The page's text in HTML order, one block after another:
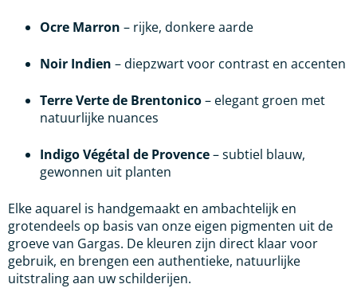
Ocre Marron – rijke, donkere aarde
Noir Indien – diepzwart voor contrast en accenten
Terre Verte de Brentonico– elegant groen met
natuurlijke nuances
Indigo Végétal de Provence– subtiel blauw,
gewonnen uit planten
Elke aquarel is handgemaakt en ambachtelijk en
grotendeels op basis van onze eigen pigmenten uit de
groeve van Gargas. De kleuren zijn direct klaar voor
gebruik, en brengen een authentieke, natuurlijke
uitstraling aan uw schilderijen.